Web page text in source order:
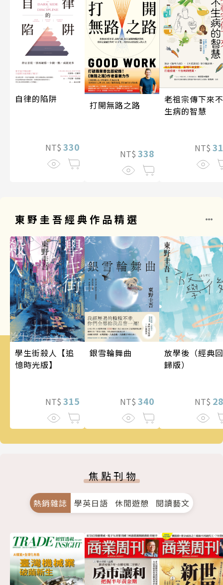
自律的陷阱
NT$ 330
打開無路之路
NT$ 338
老祖宗傳下來不
生病的智慧
NT$
東野圭吾經典作品精選
學生街殺人【追
憶時光版】
NT$ 315
銀雪輪舞曲
NT$ 340
放學後（經典回
歸版）
NT$
焦點刊物
熱銷雜誌 學英日語 休閒遊憩 閱讀藝文